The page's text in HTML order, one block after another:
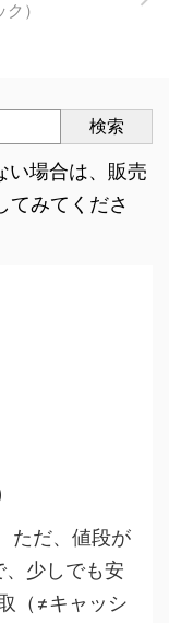
）
検索
い場合は、販売
てみてくださ
ただ、値段が
少しでも安
（≠キャッシ